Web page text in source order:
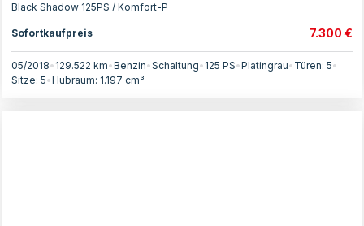
Black Shadow 125PS / Komfort-P
Sofortkaufpreis 7.300 €
05/2018• 129.522 km•Benzin•Schaltung• 125 PS•Platingrau• Türen: 5•
Sitze: 5•Hubraum: 1.197 cm³